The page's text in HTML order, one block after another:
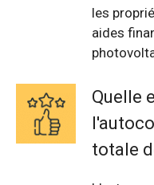
les
aides
Quelle
totale